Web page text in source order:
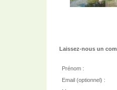
Laissez-nous un
Prénom :
Email (optionnel) :